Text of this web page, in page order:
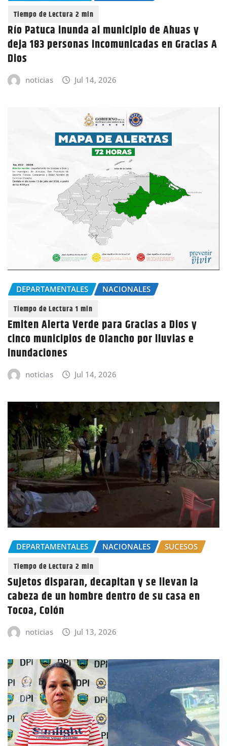
Río Patuca inunda al municipio de Ahuas y
deja 183 personas incomunicadas en Gracias A
Dios
noticias Jul 14, 2026
DEPARTAMENTALES NACIONALES
Emiten Alerta Verde para Gracias a Dios y
cinco municipios de Olancho por lluvias e
inundaciones
noticias Jul 14, 2026
DEPARTAMENTALES NACIONALES SUCESOS
Sujetos disparan, decapitan y se llevan la
cabeza de un hombre dentro de su casa en
Tocoa, Colón
noticias Jul 13, 2026